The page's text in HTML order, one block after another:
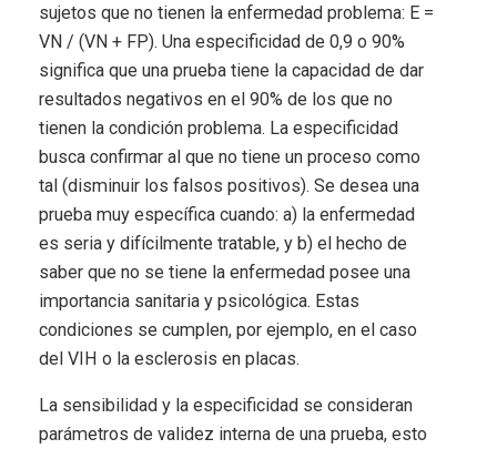
sujetos que no tienen la enfermedad problema: E =
VN / (VN + FP). Una especificidad de 0,9 o 90%
significa que una prueba tiene la capacidad de dar
resultados negativos en el 90% de los que no
tienen la condición problema. La especificidad
busca confirmar al que no tiene un proceso como
tal (disminuir los falsos positivos). Se desea una
prueba muy específica cuando: a) la enfermedad
es seria y difícilmente tratable, y b) el hecho de
saber que no se tiene la enfermedad posee una
importancia sanitaria y psicológica. Estas
condiciones se cumplen, por ejemplo, en el caso
del VIH o la esclerosis en placas.
La sensibilidad y la especificidad se consideran
parámetros de validez interna de una prueba, esto